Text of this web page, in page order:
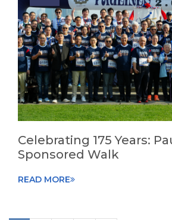
Celebrating 175 Years:
Sponsored Walk
READ MORE